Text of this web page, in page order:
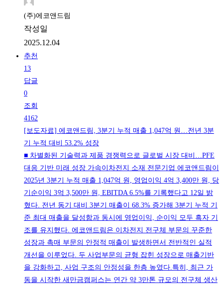
(주)에코앤드림
작성일
2025.12.04
추천
13
답글
0
조회
4162
[보도자료] 에코앤드림, 3분기 누적 매출 1,047억 원…전년 3분
기 누적 대비 53.2% 성장
■ 차별화된 기술력과 제품 경쟁력으로 글로벌 시장 대비…PFE
대응 기반 미래 성장 가속이차전지 소재 전문기업 에코앤드림이
2025년 3분기 누적 매출 1,047억 원, 영업이익 4억 3,400만 원, 당
기순이익 3억 3,500만 원, EBITDA 6.5%를 기록했다고 12일 밝
혔다. 전년 동기 대비 3분기 매출이 68.3% 증가해 3분기 누적 기
준 최대 매출을 달성함과 동시에 영업이익, 순이익 모두 흑자 기
조를 유지했다. 에코앤드림은 이차전지 전구체 부문의 꾸준한
성장과 촉매 부문의 안정적 매출이 발생하면서 전반적인 실적
개선을 이루었다. 두 사업부문의 균형 잡힌 성장으로 매출기반
을 강화하고, 사업 구조의 안정성을 한층 높였다.특히, 최근 가
동을 시작한 새만금캠퍼스는 연간 약 3만톤 규모의 전구체 생산